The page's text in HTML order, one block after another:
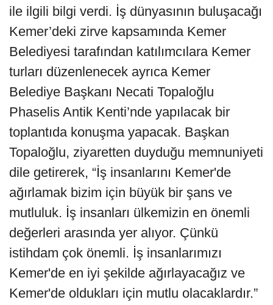
ile ilgili bilgi verdi. İş dünyasının buluşacağı
Kemer’deki zirve kapsamında Kemer
Belediyesi tarafından katılımcılara Kemer
turları düzenlenecek ayrıca Kemer
Belediye Başkanı Necati Topaloğlu
Phaselis Antik Kenti’nde yapılacak bir
toplantıda konuşma yapacak. Başkan
Topaloğlu, ziyaretten duyduğu memnuniyeti
dile getirerek, “İş insanlarını Kemer'de
ağırlamak bizim için büyük bir şans ve
mutluluk. İş insanları ülkemizin en önemli
değerleri arasında yer alıyor. Çünkü
istihdam çok önemli. İş insanlarımızı
Kemer'de en iyi şekilde ağırlayacağız ve
Kemer'de oldukları için mutlu olacaklardır.”